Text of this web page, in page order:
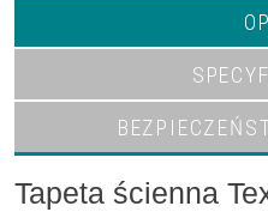
Tapeta ścienna